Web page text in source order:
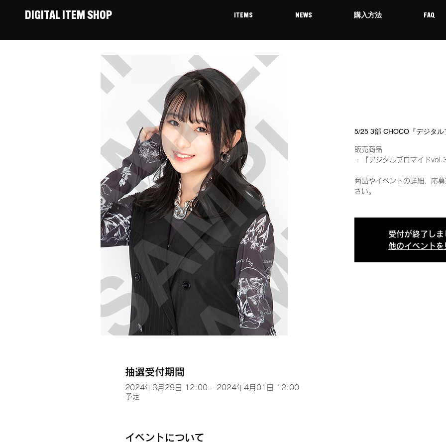
DIGITAL ITEM SHOP ITEMS NEWS 購入方法 FAQ
5/25 3部 CHOCO『デジタ
販売商品
・『デジタルブロマイド
商品やイベントの詳細、応
さい。
受付が終了しま
他のイベントを
抽選受付期間
2024年3月29日 12:00 – 2024年4月01日 12:00
予定
イベントについて